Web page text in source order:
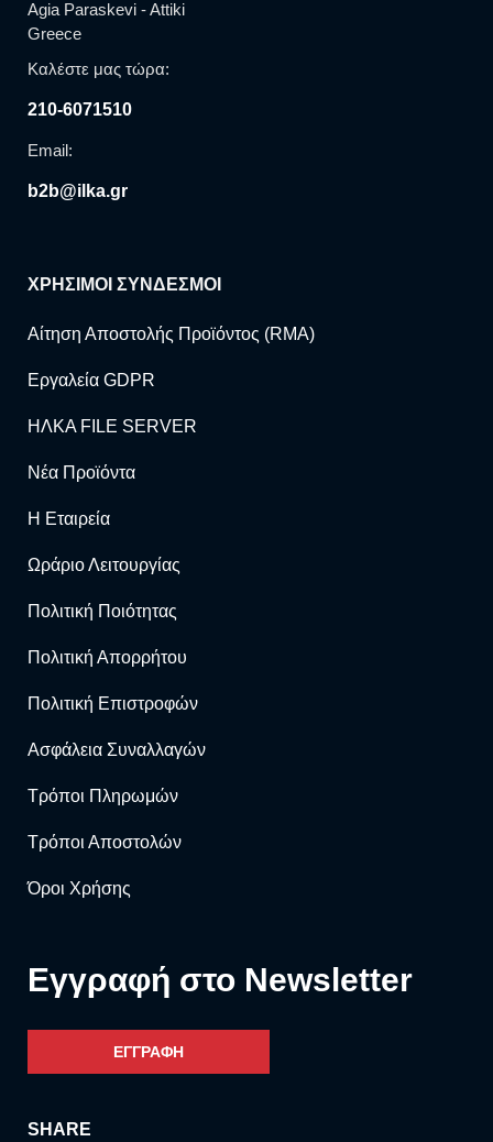
Agia Paraskevi - Attiki
Greece
Καλέστε μας τώρα:
210-6071510
Email:
b2b@ilka.gr
ΧΡΗΣΙΜΟΙ ΣΥΝΔΕΣΜΟΙ
Αίτηση Αποστολής Προϊόντος (RMA)
Εργαλεία GDPR
ΗΛΚΑ FILE SERVER
Νέα Προϊόντα
Η Εταιρεία
Ωράριο Λειτουργίας
Πολιτική Ποιότητας
Πολιτική Απορρήτου
Πολιτική Επιστροφών
Ασφάλεια Συναλλαγών
Τρόποι Πληρωμών
Τρόποι Αποστολών
Όροι Χρήσης
Eγγραφή στο Newsletter
ΕΓΓΡΑΦΗ
SHARE